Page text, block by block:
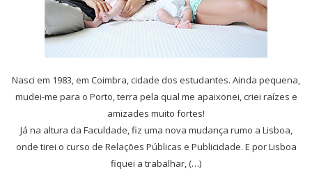
Nasci em 1983, em Coimbra, cidade dos estudantes. Ainda pequena,
mudei-me para o Porto, terra pela qual me apaixonei, criei raízes e
amizades muito fortes!
Já na altura da Faculdade, fiz uma nova mudança rumo a Lisboa,
onde tirei o curso de Relações Públicas e Publicidade. E por Lisboa
fiquei a trabalhar, (…)